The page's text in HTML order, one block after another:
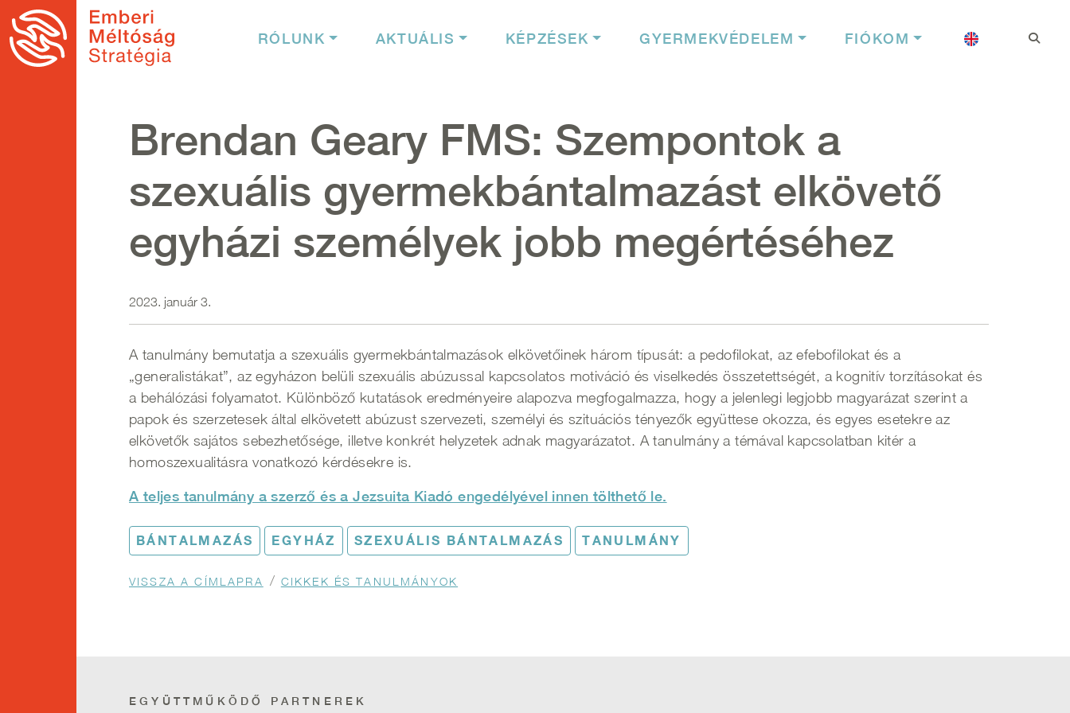
Ugrás a tartalomra
Fő navigáció
RÓLUNK AKTUÁLIS KÉPZÉSEK GYERMEKVÉDELEM Felhasználói
FIÓKOM Nyelv
Brendan Geary FMS: Szempontok a
szexuális gyermekbántalmazást elkövető
egyházi személyek jobb megértéséhez
2023. január 3.
A tanulmány bemutatja a szexuális gyermekbántalmazások elkövetőinek három típusát: a pedofilokat, az efebofilokat és a
„generalistákat”, az egyházon belüli szexuális abúzussal kapcsolatos motiváció és viselkedés összetettségét, a kognitív torzításokat és
a behálózási folyamatot. Különböző kutatások eredményeire alapozva megfogalmazza, hogy a jelenlegi legjobb magyarázat szerint a
papok és szerzetesek által elkövetett abúzust szervezeti, személyi és szituációs tényezők együttese okozza, és egyes esetekre az
elkövetők sajátos sebezhetősége, illetve konkrét helyzetek adnak magyarázatot. A tanulmány a témával kapcsolatban kitér a
homoszexualitásra vonatkozó kérdésekre is.
A teljes tanulmány a szerző és a Jezsuita Kiadó engedélyével innen tölthető le.
BÁNTALMAZÁS EGYHÁZ SZEXUÁLIS BÁNTALMAZÁS TANULMÁNY
Morzsa
VISSZA A CÍMLAPRA CIKKEK ÉS TANULMÁNYOK
EGYÜTTMŰKÖDŐ PARTNEREK